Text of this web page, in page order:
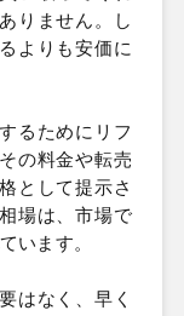
りません。し
よりも安価に
るためにリフ
の料金や転売
として提示さ
場は、市場で
います。
はなく、早く